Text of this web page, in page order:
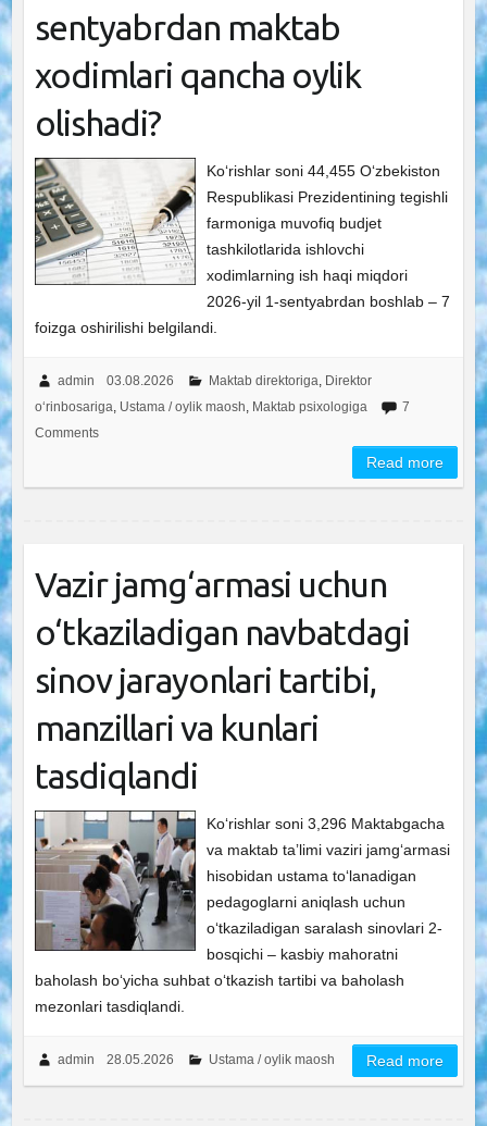
sentyabrdan maktab
xodimlari qancha oylik
olishadi?
Ko‘rishlar soni 44,455 O‘zbekiston
Respublikasi Prezidentining tegishli
farmoniga muvofiq budjet
tashkilotlarida ishlovchi
xodimlarning ish haqi miqdori
2026-yil 1-sentyabrdan boshlab – 7
foizga oshirilishi belgilandi.
admin 03.08.2026 Maktab direktoriga, Direktor
o‘rinbosariga, Ustama / oylik maosh, Maktab psixologiga
7
Comments
Read more
Vazir jamg‘armasi uchun
o‘tkaziladigan navbatdagi
sinov jarayonlari tartibi,
manzillari va kunlari
tasdiqlandi
Ko‘rishlar soni 3,296 Maktabgacha
va maktab taʼlimi vaziri jamgʻarmasi
hisobidan ustama toʻlanadigan
pedagoglarni aniqlash uchun
oʻtkaziladigan saralash sinovlari 2-
bosqichi – kasbiy mahoratni
baholash boʻyicha suhbat oʻtkazish tartibi va baholash
mezonlari tasdiqlandi.
admin 28.05.2026 Ustama / oylik maosh Read more